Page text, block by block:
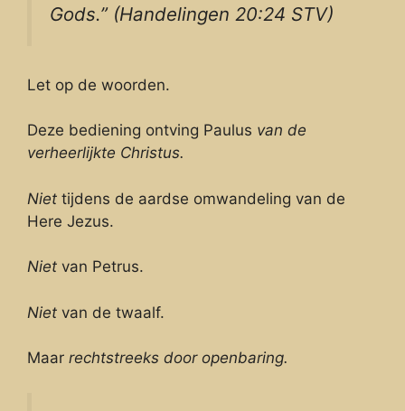
Gods.” (Handelingen 20:24 STV)
Let op de woorden.
Deze bediening ontving Paulus van de
verheerlijkte Christus.
Niet tijdens de aardse omwandeling van de
Here Jezus.
Niet van Petrus.
Niet van de twaalf.
Maar rechtstreeks door openbaring.